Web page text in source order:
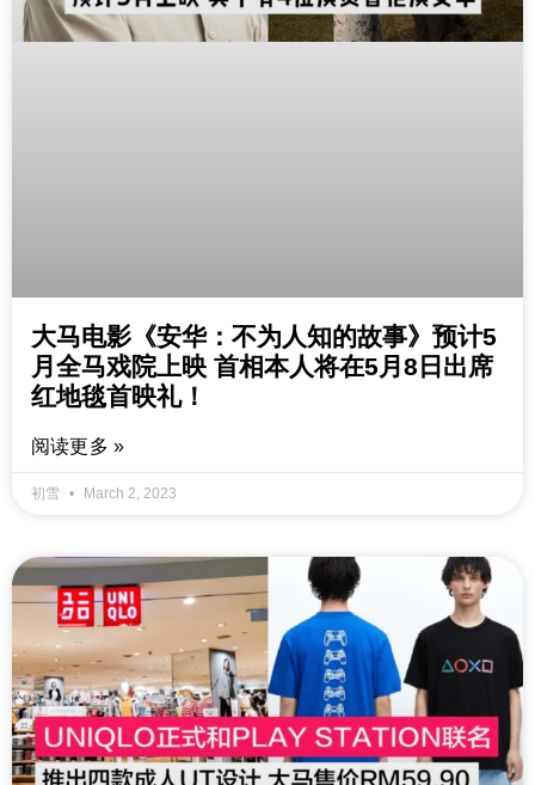
大马电影《安华：不为人知的故事》预计5
月全马戏院上映 首相本人将在5月8日出席
红地毯首映礼！
阅读更多 »
初雪 March 2, 2023